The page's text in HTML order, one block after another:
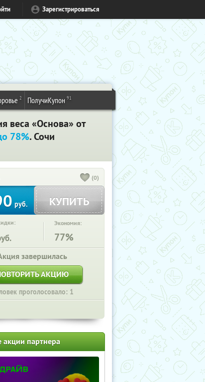
Зарегистрироваться
2 ПолучиКупон 91
веса «Основа» от
78%. Сочи
(0)
руб. КУПИТЬ
Экономия:
77%
завершилась
АКЦИЮ
проголосовало: 1
акции партнера